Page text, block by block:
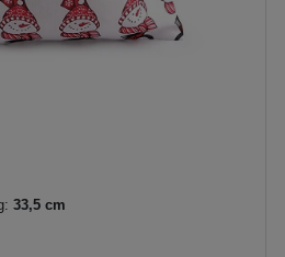
33,5 cm